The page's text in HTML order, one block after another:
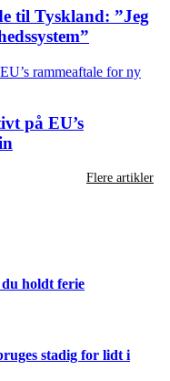
til Tyskland: ”Jeg
på EU’s
Flere artikler
du holdt ferie
stadig for lidt i